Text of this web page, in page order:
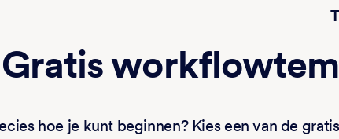
Gratis
hoe je kunt beginnen? Kies een van de